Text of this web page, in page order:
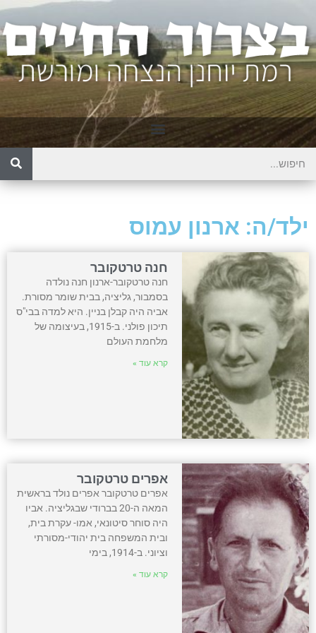
ילד/ה: ארנון עמוס
חנה טרטקובר
חנה טרטקובר-ארנון חנה נולדה
בסמבור, גליציה, בבית שומר מסורת.
אביה היה קבלן בניין. היא למדה בבי"ס
תיכון פולני. ב-1915, בעיצומה של
מלחמת העולם
קרא עוד »
אפרים טרטקובר
אפרים טרטקובר אפרים נולד בראשית
המאה ה-20 בברודי שבגליציה. אביו
היה סוחר סיטונאי, אמו- עקרת בית,
ובית המשפחה בית יהודי-מסורתי
וציוני. ב-1914, בימי
קרא עוד »